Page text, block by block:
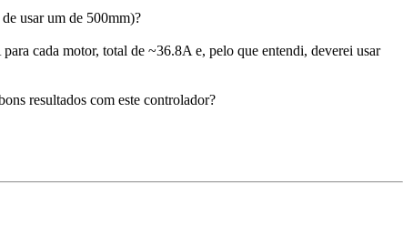
usar um de 500mm)?
cada motor, total de ~36.8A e, pelo que entendi, deverei usar
resultados com este controlador?